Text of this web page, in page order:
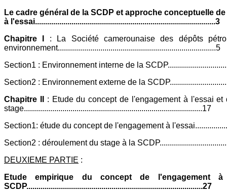
Le cadre général de la SCDP et approche conceptuelle
à l'essai.........................................................................................3
Chapitre I
: La Société camerounaise des dépôts
environnement..............................................................................5
Section1 : Environnement interne de la
Section2 : Environnement externe de la
Chapitre II
: Etude du concept de l'engagement à l'essai et
stage........................................................................................17
Section1: étude du concept de l'engagement à
Section2 : déroulement du stage à la
DEUXIEME PARTIE :
Etude empirique du concept de l'engagement
SCDP.......................................................................................27